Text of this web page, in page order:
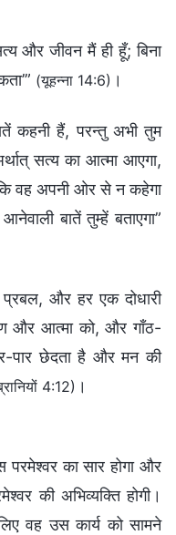
और जीवन मैं ही हूँ; बिना
(यूहन्ना 14:6) ।
कहनी हैं, परन्तु अभी तुम
सत्य का आत्मा आएगा,
वह अपनी ओर से न कहेगा
बातें तुम्हें बताएगा”
और हर एक दोधारी
और आत्मा को, और गाँठ-
छेदता है और मन की
4:12) ।
परमेश्वर का सार होगा और
की अभिव्यक्ति होगी।
वह उस कार्य को सामने